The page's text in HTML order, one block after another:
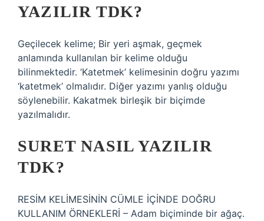
YAZILIR TDK?
Geçilecek kelime; Bir yeri aşmak, geçmek
anlamında kullanılan bir kelime olduğu
bilinmektedir. ‘Katetmek’ kelimesinin doğru yazımı
‘katetmek’ olmalıdır. Diğer yazımı yanlış olduğu
söylenebilir. Kakatmek birleşik bir biçimde
yazılmalıdır.
SURET NASIL YAZILIR
TDK?
RESİM KELİMESİNİN CÜMLE İÇİNDE DOĞRU
KULLANIM ÖRNEKLERİ – Adam biçiminde bir ağaç.